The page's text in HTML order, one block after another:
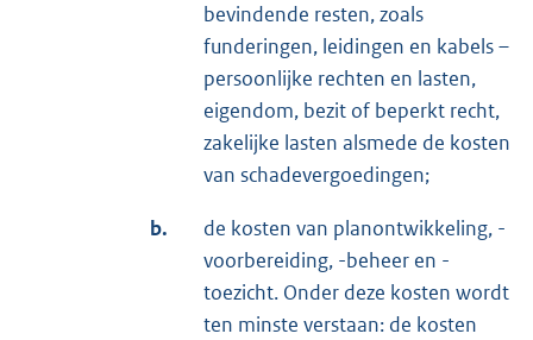
bevindende resten, zoals
funderingen, leidingen en kabels –
persoonlijke rechten en lasten,
eigendom, bezit of beperkt recht,
zakelijke lasten alsmede de kosten
van schadevergoedingen;
b.
de kosten van planontwikkeling, -
voorbereiding, -beheer en -
toezicht. Onder deze kosten wordt
ten minste verstaan: de kosten